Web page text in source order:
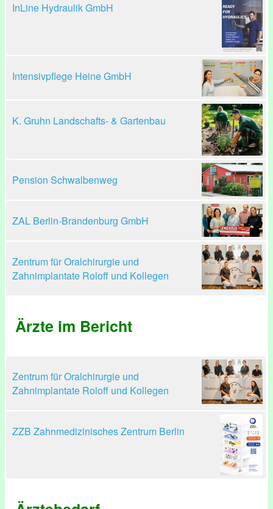
InLine Hydraulik GmbH
Intensivpflege Heine GmbH
K. Gruhn Landschafts- & Gartenbau
Pension Schwalbenweg
ZAL Berlin-Brandenburg GmbH
Zentrum für Oralchirurgie und
Zahnimplantate Roloff und Kollegen
Ärzte im Bericht
Zentrum für Oralchirurgie und
Zahnimplantate Roloff und Kollegen
ZZB Zahnmedizinisches Zentrum Berlin